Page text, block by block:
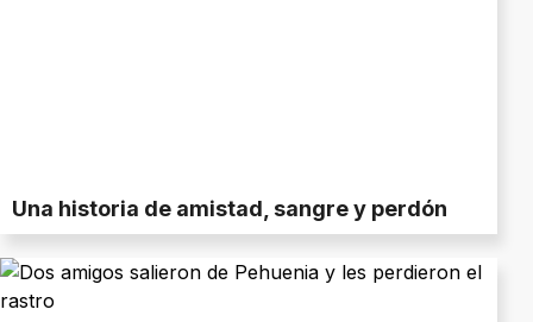
Una historia de amistad, sangre y perdón